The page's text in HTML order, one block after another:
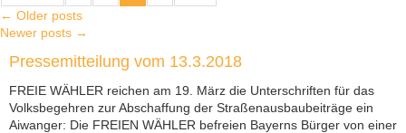
← Older posts
Newer posts →
Pressemitteilung vom 13.3.2018
FREIE WÄHLER reichen am 19. März die Unterschriften für das
Volksbegehren zur Abschaffung der Straßenausbaubeiträge ein
Aiwanger: Die FREIEN WÄHLER befreien Bayerns Bürger von einer